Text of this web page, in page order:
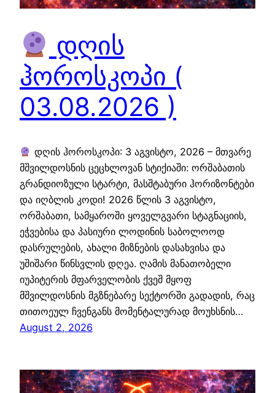
დღის
ჰოროსკოპი (
03.08.2026 )
დღის ჰოროსკოპი: 3 აგვისტო, 2026 – მთვარე
მშვილდოსნის ცეცხლოვან სტიქიაში: ორშაბათის
გრანდიოზული სტარტი, მასშტაბური ჰორიზონტები
და იღბლის კოდი! 2026 წლის 3 აგვისტო,
ორშაბათი, სამყაროში ყოველგვარი სტაგნაციის,
ეჭვებისა და პასიური ლოდინის საბოლოოდ
დასრულების, ახალი მიზნების დასახვისა და
უშიშარი წინსვლის დღეა. ღამის მანათობელი
იუპიტერის მფარველობის ქვეშ მყოფ
მშვილდოსნის მგზნებარე სექტორში გადადის, რაც
თითოეულ ჩვენგანს მომენტალურად მოუხსნის…
August 2, 2026